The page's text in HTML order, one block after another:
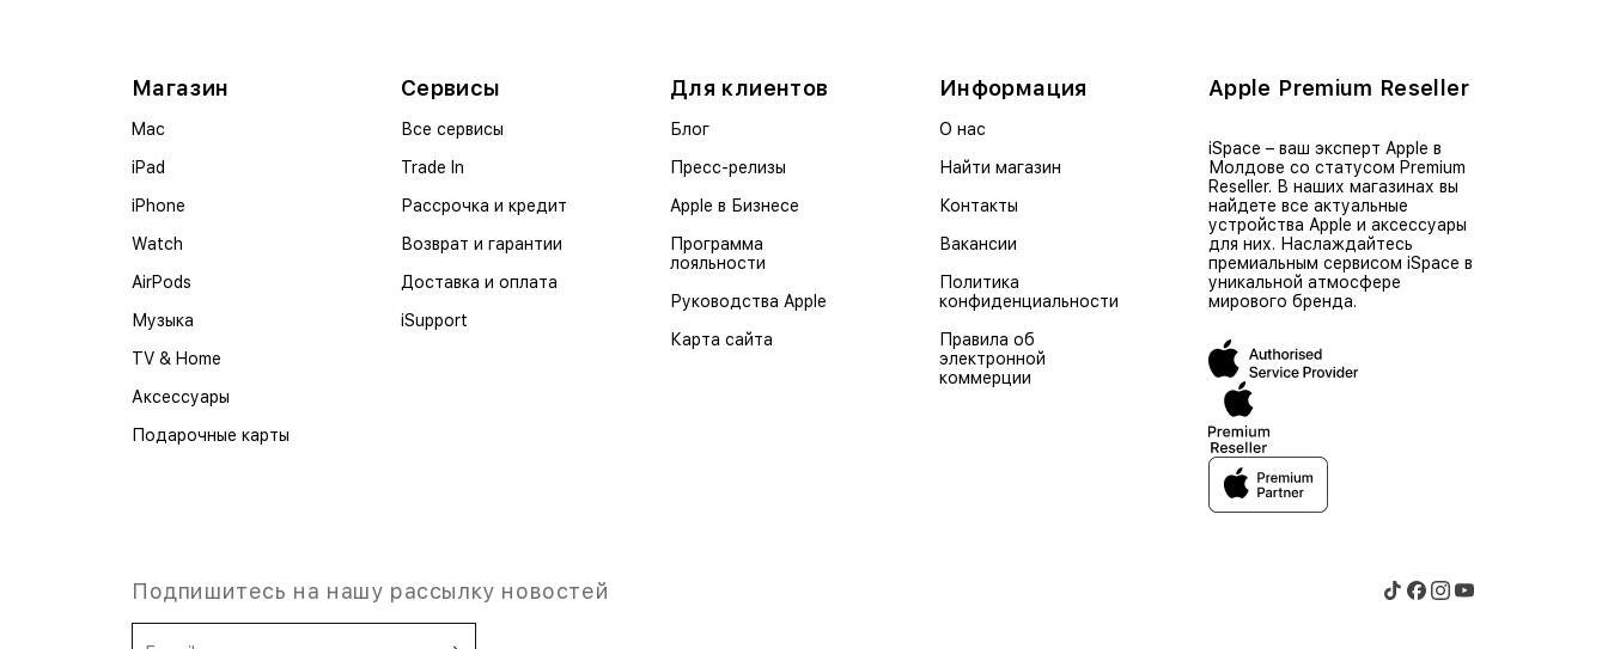
Магазин
Mac
iPad
iPhone
Watch
AirPods
Музыка
TV & Home
Аксессуары
Подарочные карты
Сервисы
Все сервисы
Trade In
Рассрочка и кредит
Возврат и гарантии
Доставка и оплата
iSupport
Для клиентов
Блог
Пресс-релизы
Apple в Бизнесе
Программа
лояльности
Руководства Apple
Карта сайта
Информация
О нас
Найти магазин
Контакты
Вакансии
Политика
конфиденциальности
Правила об
электронной
коммерции
Apple Premium Reseller
iSpace – ваш эксперт Apple в
Молдове со статусом Premium
Reseller. В наших магазинах вы
найдете все актуальные
устройства Apple и аксессуары
для них. Наслаждайтесь
премиальным сервисом iSpace в
уникальной атмосфере
мирового бренда.
Подпишитесь на нашу рассылку новостей